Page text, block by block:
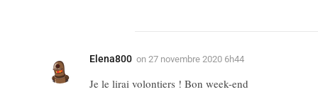
Elena800 on 27 novembre 2020 6h44
Je le lirai volontiers ! Bon week-end